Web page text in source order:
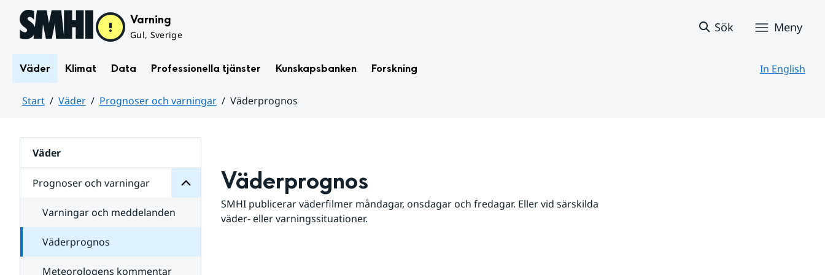
Hoppa till sidans innehåll Varning
Gul, Sverige
Sök Meny
Väder Klimat Data Professionella tjänster Kunskapsbanken Forskning In English
Start Väder Prognoser och varningar
Väderprognos
Väder
Prognoser och varningar
för
varningar
Varningar och meddelanden
Väderprognos
Meteorologens kommentar
Väderprognos
SMHI publicerar väderfilmer måndagar, onsdagar och fredagar. Eller vid särskilda
väder- eller varningssituationer.